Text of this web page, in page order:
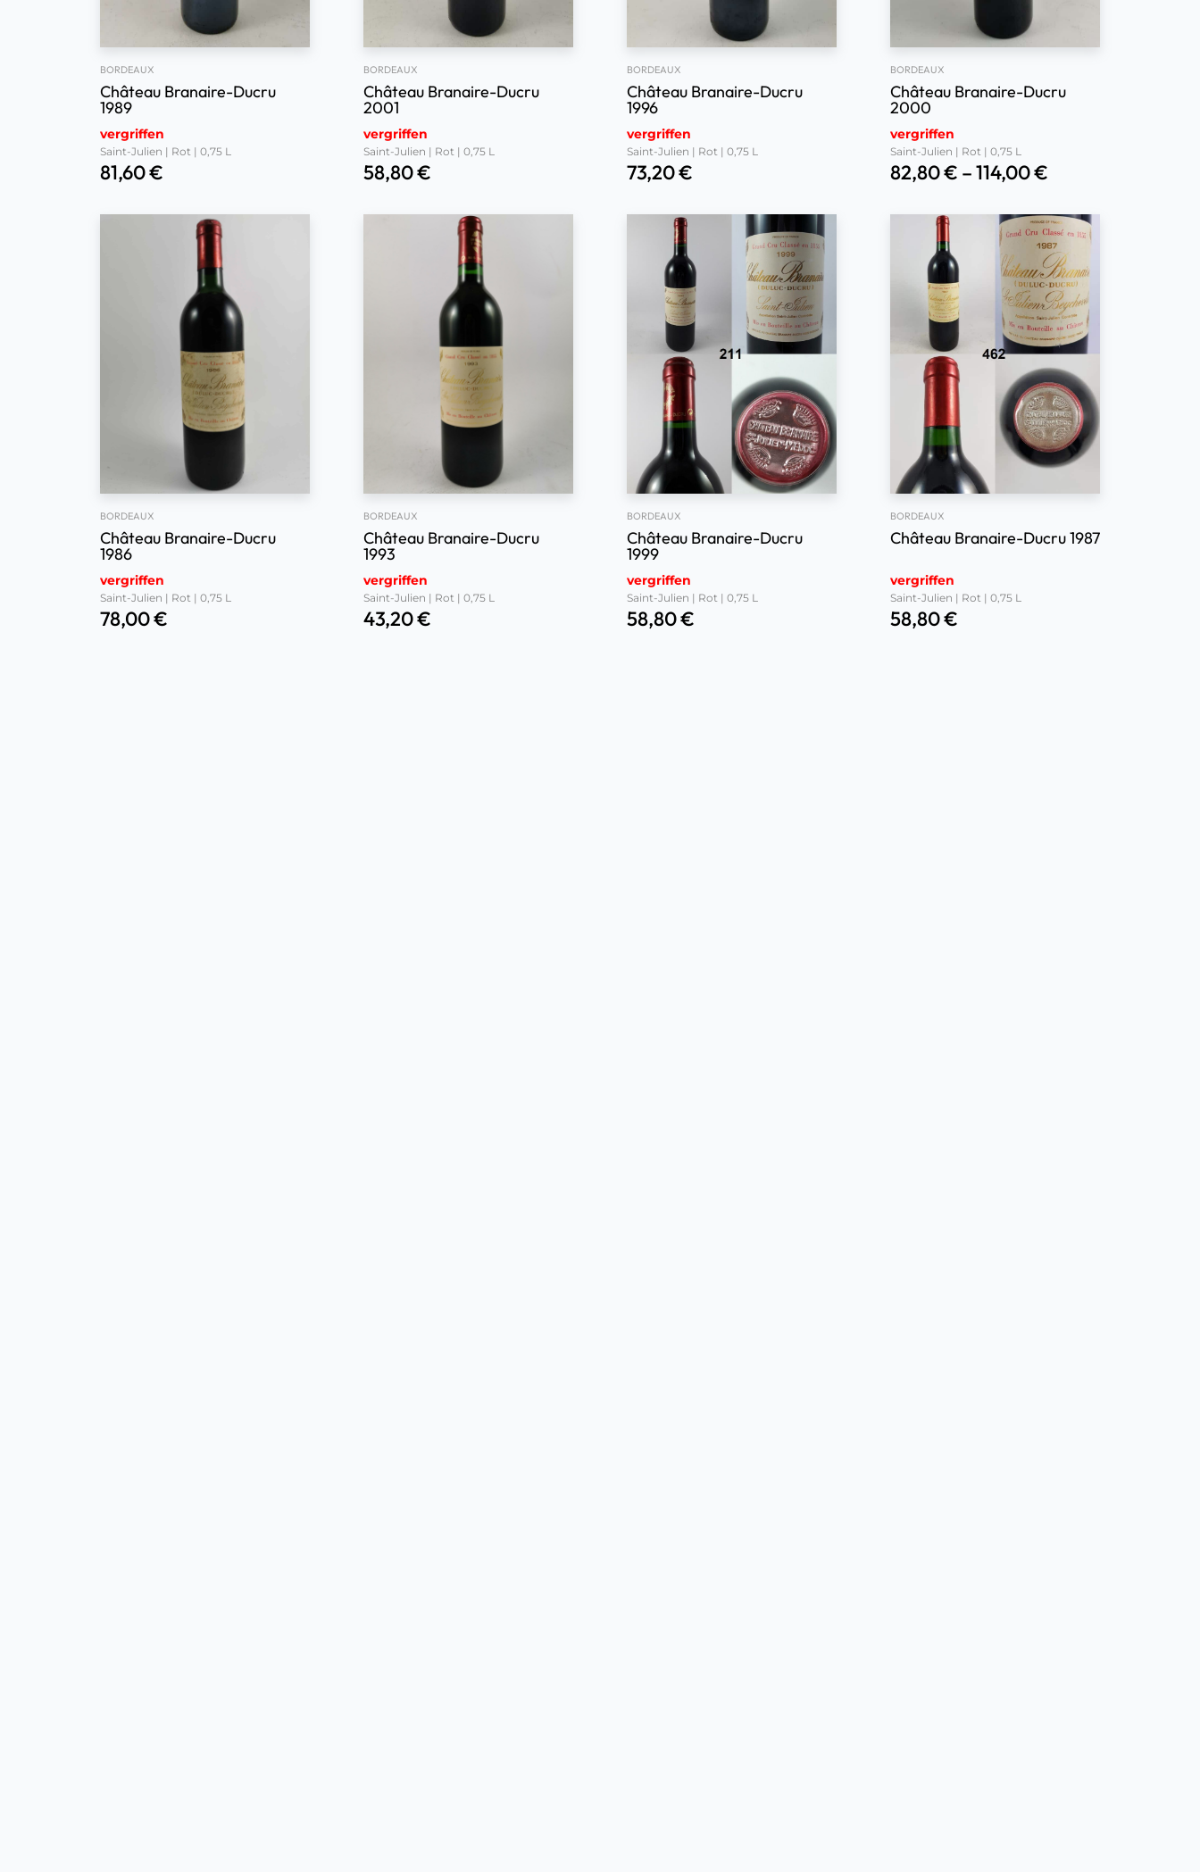
BORDEAUX
Château Branaire-Ducru
1989
vergriffen
Saint-Julien | Rot | 0,75 L
81,60€
BORDEAUX
Château Branaire-Ducru
2001
vergriffen
Saint-Julien | Rot | 0,75 L
58,80€
BORDEAUX
Château Branaire-Ducru
1996
vergriffen
Saint-Julien | Rot | 0,75 L
73,20€
BORDEAUX
Château Branaire-Ducru
2000
vergriffen
Saint-Julien | Rot | 0,75 L
82,80€ –114,00€
BORDEAUX
Château Branaire-Ducru
1986
vergriffen
Saint-Julien | Rot | 0,75 L
78,00€
BORDEAUX
Château Branaire-Ducru
1993
vergriffen
Saint-Julien | Rot | 0,75 L
43,20€
BORDEAUX
Château Branaire-Ducru
1999
vergriffen
Saint-Julien | Rot | 0,75 L
58,80€
BORDEAUX
Château Branaire-Ducru 1987
vergriffen
Saint-Julien | Rot | 0,75 L
58,80€